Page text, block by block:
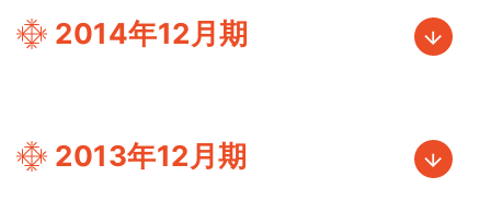
2014年12月期
2013年12月期